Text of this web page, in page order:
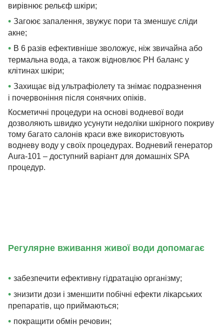
вирівнює рельєф шкіри;
• Загоює запалення, звужує пори та зменшує сліди
акне;
• В 6 разів ефективніше зволожує, ніж звичайна або
термальна вода, а також відновлює PH баланс у
клітинах шкіри;
• Захищає від ультрафіолету та знімає подразнення
і почервоніння після сонячних опіків.
Косметичні процедури на основі водневої води
дозволяють швидко усунути недоліки шкірного покриву
тому багато салонів краси вже використовують
водневу воду у своїх процедурах. Водневий генератор
Aura-101 – доступний варіант для домашніх SPA
процедур.
Регулярне вживання живої води допомагає
• забезпечити ефективну гідратацію організму;
• знизити дози і зменшити побічні ефекти лікарських
препаратів, що приймаються;
• покращити обмін речовин;